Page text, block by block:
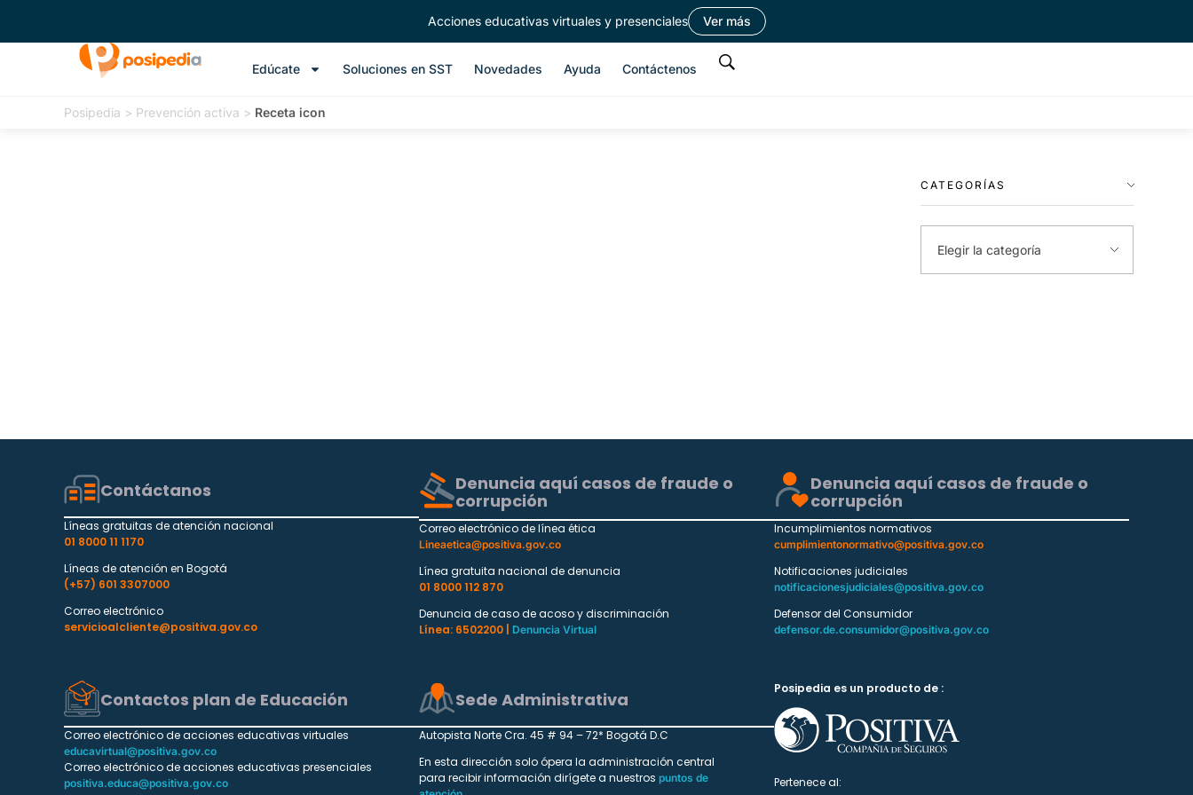
Acciones educativas virtuales y presenciales Ver más
Edúcate Soluciones en SST Novedades Ayuda Contáctenos
Posipedia > Prevención activa > Receta icon
CATEGORÍAS
Contáctanos
Líneas gratuitas de atención nacional
01 8000 11 1170
Líneas de atención en Bogotá
(+57) 601 3307000
Correo electrónico
servicioalcliente@positiva.gov.co
Denuncia aquí casos de fraude o
corrupción
Correo electrónico de línea ética
Lineaetica@positiva.gov.co
Línea gratuita nacional de denuncia
01 8000 112 870
Denuncia de caso de acoso y discriminación
Línea: 6502200 |
Denuncia Virtual
Denuncia aquí casos de fraude o
corrupción
Incumplimientos normativos
cumplimientonormativo@positiva.gov.co
Notificaciones judiciales
notificacionesjudiciales@positiva.gov.co
Defensor del Consumidor
defensor.de.consumidor@positiva.gov.co
Contactos plan de Educación
Correo electrónico de acciones educativas virtuales
educavirtual@positiva.gov.co
Correo electrónico de acciones educativas presenciales
positiva.educa@positiva.gov.co
Sede Administrativa
Autopista Norte Cra. 45 # 94 – 72* Bogotá D.C
En esta dirección solo ópera la administración central
para recibir información dirígete a nuestros puntos de
Posipedia es un producto de :
Pertenece al: